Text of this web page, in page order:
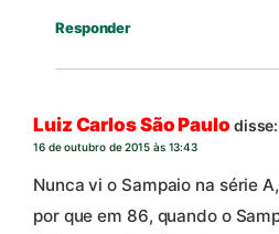
Responder
Luiz Carlos São Paulo disse:
16 de outubro de 2015 às 13:43
Nunca vi o Sampaio na série
por que em 86, quando o